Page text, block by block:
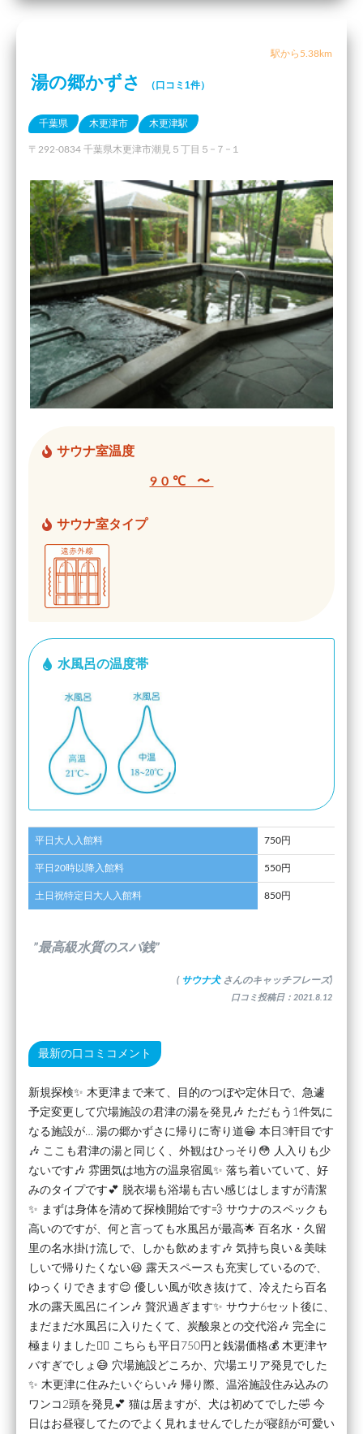
駅から5.38km
湯の郷かずさ （口コミ1件）
千葉県 木更津市 木更津駅
〒292-0834 千葉県木更津市潮見５丁目５−７−１
サウナ室温度
90℃ 〜
サウナ室タイプ
水風呂の温度帯
平日大人入館料 750円
平日20時以降入館料 550円
土日祝特定日大人入館料 850円
”最高級水質のスパ銭”
( サウナ犬 さんのキャッチフレーズ)
口コミ投稿日：2021.8.12
最新の口コミコメント
新規探検✨ 木更津まで来て、目的のつぼや定休日で、急遽
予定変更して穴場施設の君津の湯を発見🎶 ただもう1件気に
なる施設が… 湯の郷かずさに帰りに寄り道😁 本日3軒目です
🎶 ここも君津の湯と同じく、外観はひっそり😳 人入りも少
ないです🎶 雰囲気は地方の温泉宿風✨ 落ち着いていて、好
みのタイプです💕 脱衣場も浴場も古い感じはしますが清潔
✨ まずは身体を清めて探検開始です💨 サウナのスペックも
高いのですが、何と言っても水風呂が最高🌟 百名水・久留
里の名水掛け流しで、しかも飲めます🎶 気持ち良い＆美味
しいで帰りたくない😆 露天スペースも充実しているので、
ゆっくりできます😌 優しい風が吹き抜けて、冷えたら百名
水の露天風呂にイン🎶 贅沢過ぎます✨ サウナ6セット後に、
まだまだ水風呂に入りたくて、炭酸泉との交代浴🎶 完全に
極まりました😵‍💫 こちらも平日750円と銭湯価格💰 木更津ヤ
バすぎでしょ😅 穴場施設どころか、穴場エリア発見でした
✨ 木更津に住みたいぐらい🎶 帰り際、温浴施設住み込みの
ワンコ2頭を発見💕 猫は居ますが、犬は初めてでした🤣 今
日はお昼寝してたのでよく見れませんでしたが寝顔が可愛い